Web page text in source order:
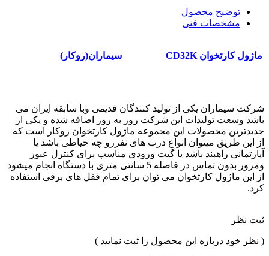
توضیح محصول
مشخصات فنی
ماژول کارتخوان CD32K سیماران(روکار)
شرکت سیماران یکی از تولید کنندگان قدیمی وبا سابقه ایران می
باشد وسعت تولیدات این شرکت روز به روز اضافه شده و یکی از
جدیدترین محصولات این مجموعه ماژول کارتخوان روکار است که
از این طریق میتوان انواع درب های نفررو چه حیاطی باشد یا
آپارتمانی راهبند باشد یا گیت ورودی مناسب برای کنترل عبور
ومرور بدون تماس در فاصله 5 سانتی متری با دستگاه انجام میشود
از این ماژول کارتخوان می توان برای تمام قفل های برقی استفاده
کرد.
ثبت نظر
( نظر خود درباره این محصول را ثبت نمایید )